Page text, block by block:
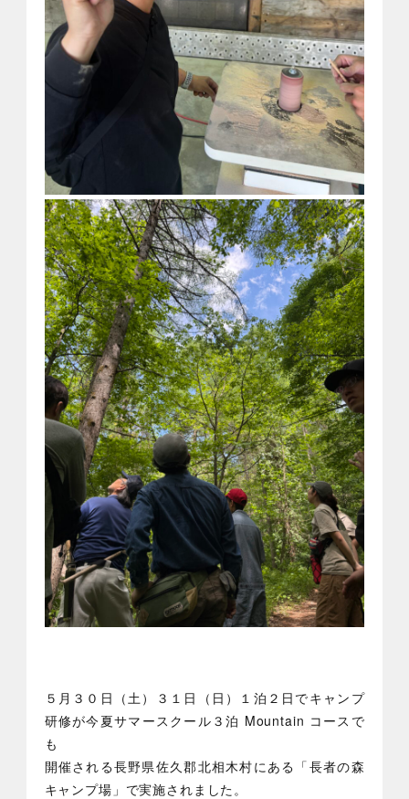
５月３０日（土）３１日（日）１泊２日でキャンプ
研修が今夏サマースクール３泊 Mountain コースで
も
開催される長野県佐久郡北相木村にある「長者の森
キャンプ場」で実施されました。